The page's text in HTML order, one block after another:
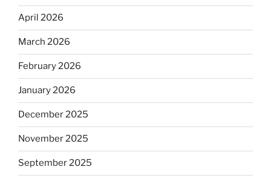
April 2026
March 2026
February 2026
January 2026
December 2025
November 2025
September 2025